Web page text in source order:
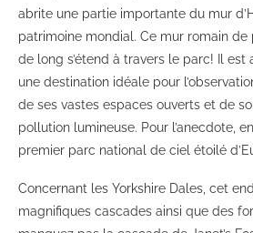
abrite une partie importante du mur
patrimoine mondial. Ce mur romain de
de long s’étend à travers le parc! Il est
une destination idéale pour
de ses vastes espaces ouverts et de
pollution lumineuse. Pour l’anecdote,
premier parc national de ciel étoilé
Concernant les Yorkshire Dales, cet
magnifiques cascades ainsi que des